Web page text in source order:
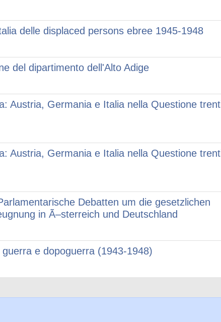
delle displaced persons ebree 1945-1948
del dipartimento dell'Alto Adige
Austria, Germania e Italia nella Questione
Austria, Germania e Italia nella Questione
Debatten um die gesetzlichen
in Ã–sterreich und Deutschland
e dopoguerra (1943-1948)